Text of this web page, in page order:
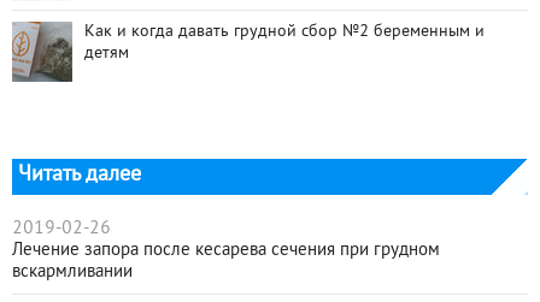
Как и когда давать грудной сбор №2 беременным и
детям
Читать далее
2019-02-26
Лечение запора после кесарева сечения при грудном
вскармливании